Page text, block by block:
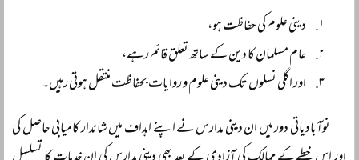
دینی علوم کی حفاظت ہو،
عام مسلمان کا دین کے ساتھ تعلق قائم رہے،
اور اگلی نسلوں تک دینی علوم و روایات بحفاظت منتقل ہوتی رہیں۔
نوآبادیاتی دور میں ان دینی مدارس نے اپنے اہداف میں شاندار کامیابی حاصل کی